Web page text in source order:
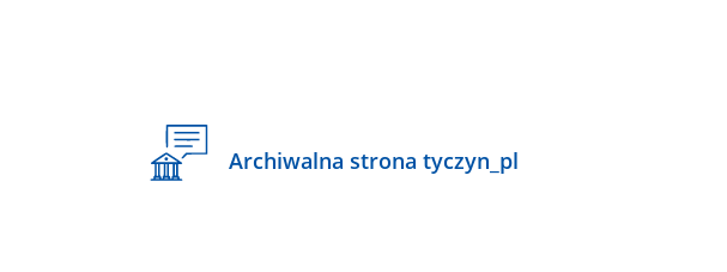
Archiwalna strona tyczyn_pl